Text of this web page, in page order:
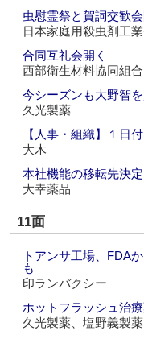
虫慰霊祭と賀詞交歓会
日本家庭用殺虫剤工
合同互礼会開く
西部衛生材料協同組
今シーズンも大野智
久光製薬
【人事・組織】１日付
大木
本社機能の移転先決定
大幸薬品
11面
トアンサ工場、FDA
も
印ランバクシー
ホットフラッシュ治
久光製薬、塩野義製薬